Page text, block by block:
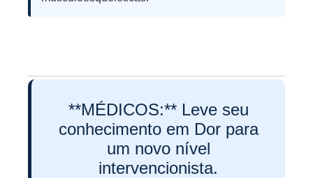
**MÉDICOS:** Leve seu
conhecimento em Dor para
um novo nível
intervencionista.